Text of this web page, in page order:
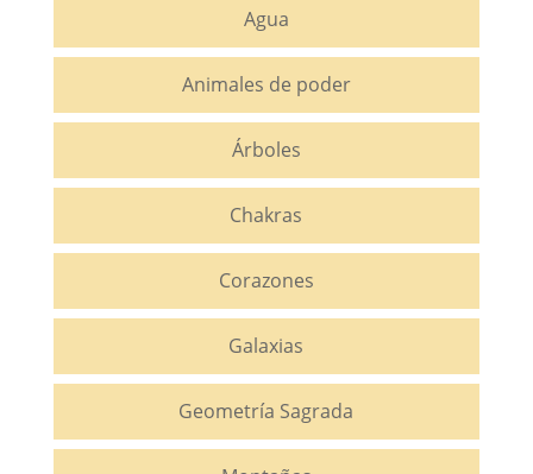
Agua
Animales de poder
Árboles
Chakras
Corazones
Galaxias
Geometría Sagrada